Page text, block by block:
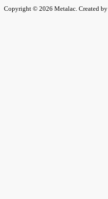
Copyright © 2026 Metalac. Created by